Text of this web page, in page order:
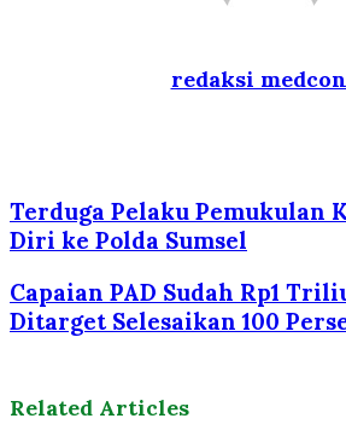
redaksi
Terduga Pelaku Pemukulan
Diri ke Polda Sumsel
Capaian PAD Sudah Rp1
Ditarget Selesaikan 100
Related Articles